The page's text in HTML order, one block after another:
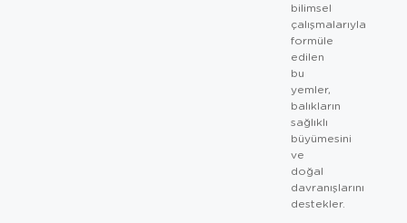
bilimsel
çalışmalarıyla
formüle
edilen
bu
yemler,
balıkların
sağlıklı
büyümesini
ve
doğal
davranışlarını
destekler.